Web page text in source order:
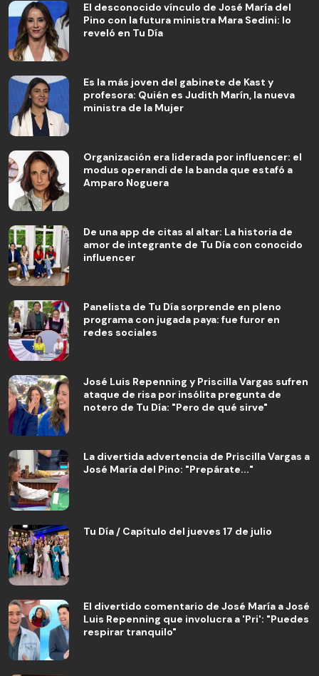
El desconocido vínculo de José María del
Pino con la futura ministra Mara Sedini: lo
reveló en Tu Día
Es la más joven del gabinete de Kast y
profesora: Quién es Judith Marín, la nueva
ministra de la Mujer
Organización era liderada por influencer: el
modus operandi de la banda que estafó a
Amparo Noguera
De una app de citas al altar: La historia de
amor de integrante de Tu Día con conocido
influencer
Panelista de Tu Día sorprende en pleno
programa con jugada paya: fue furor en
redes sociales
José Luis Repenning y Priscilla Vargas sufren
ataque de risa por insólita pregunta de
notero de Tu Día: "Pero de qué sirve"
La divertida advertencia de Priscilla Vargas a
José María del Pino: "Prepárate..."
Tu Día / Capítulo del jueves 17 de julio
El divertido comentario de José María a José
Luis Repenning que involucra a 'Pri': "Puedes
respirar tranquilo"